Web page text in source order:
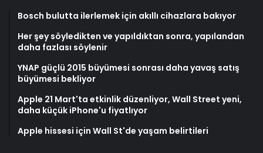
Bosch bulutta ilerlemek için akıllı cihazlara bakıyor
Her şey söyledikten ve yapıldıktan sonra, yapılandan
daha fazlası söylenir
YNAP güçlü 2015 büyümesi sonrası daha yavaş satış
büyümesi bekliyor
Apple 21 Mart'ta etkinlik düzenliyor, Wall Street yeni,
daha küçük iPhone'u fiyatlıyor
Apple hissesi için Wall St'de yaşam belirtileri